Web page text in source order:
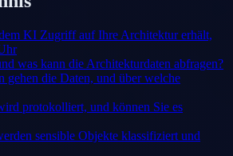
KI Zugriff auf Ihre Architektur erhält,
was kann die Architekturdaten abfragen?
die Daten, und über welche
protokolliert, und können Sie es
sensible Objekte klassifiziert und